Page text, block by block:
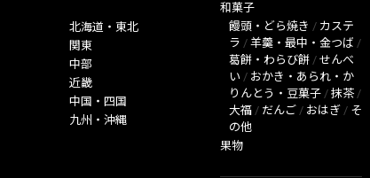
北海道・東北
関東
中部
近畿
中国・四国
九州・沖縄
和菓子
饅頭・どら焼き / カステ
ラ / 羊羹・最中・金つば /
葛餅・わらび餅 / せんべ
い / おかき・あられ・か
りんとう・豆菓子 / 抹茶 /
大福 / だんご / おはぎ / そ
の他
果物